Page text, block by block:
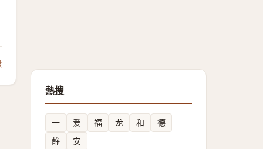
熱搜
一 爱 福 龙 和
德
静
安